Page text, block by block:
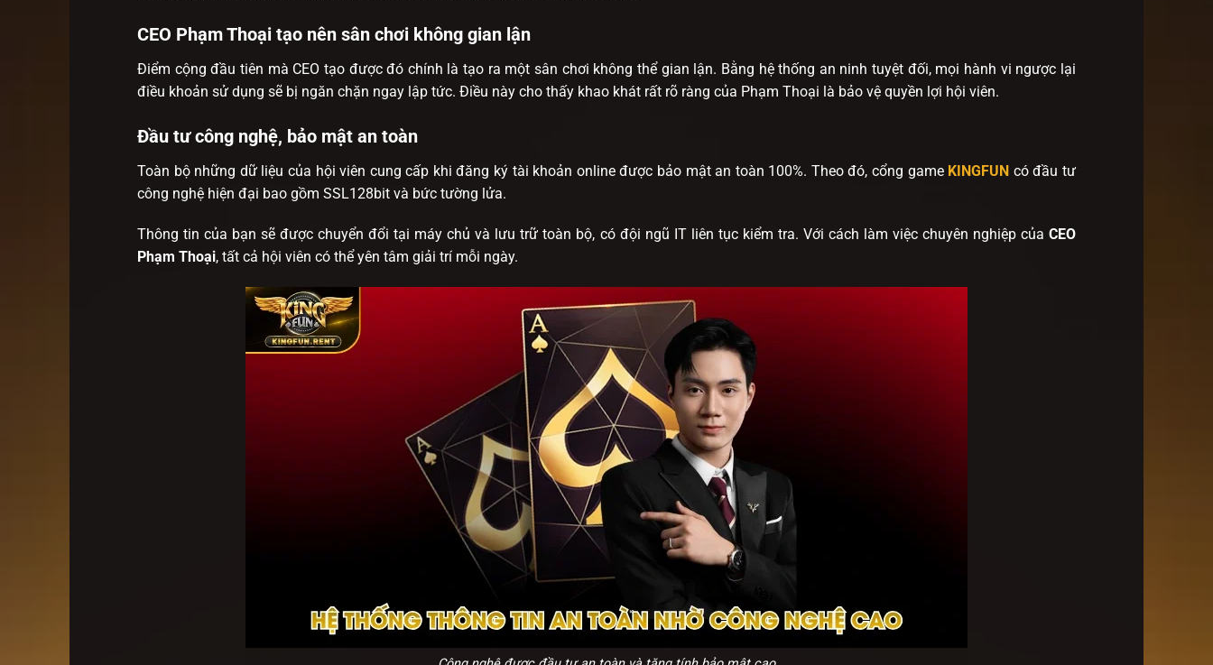
CEO Phạm Thoại tạo nên sân chơi không gian lận
Điểm cộng đầu tiên mà CEO tạo được đó chính là tạo ra một sân chơi không thể gian lận. Bằng hệ thống an ninh tuyệt đối, mọi hành vi ngược lại
điều khoản sử dụng sẽ bị ngăn chặn ngay lập tức. Điều này cho thấy khao khát rất rõ ràng của Phạm Thoại là bảo vệ quyền lợi hội viên.
Đầu tư công nghệ, bảo mật an toàn
Toàn bộ những dữ liệu của hội viên cung cấp khi đăng ký tài khoản online được bảo mật an toàn 100%. Theo đó, cổng game KINGFUN có đầu tư
công nghệ hiện đại bao gồm SSL128bit và bức tường lửa.
Thông tin của bạn sẽ được chuyển đổi tại máy chủ và lưu trữ toàn bộ, có đội ngũ IT liên tục kiểm tra. Với cách làm việc chuyên nghiệp của CEO
Phạm Thoại, tất cả hội viên có thể yên tâm giải trí mỗi ngày.